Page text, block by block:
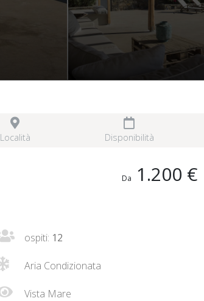
Località Disponibilità
Da 1.200 €
ospiti: 12
Aria Condizionata
Vista Mare